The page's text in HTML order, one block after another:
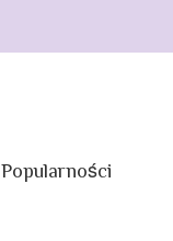
Popularności